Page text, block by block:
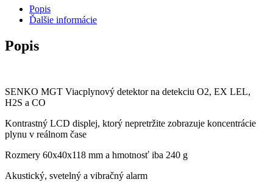
Popis
Ďalšie informácie
Popis
SENKO MGT Viacplynový detektor na detekciu O2, EX LEL,
H2S a CO
Kontrastný LCD displej, ktorý nepretržite zobrazuje koncentrácie
plynu v reálnom čase
Rozmery 60x40x118 mm a hmotnosť iba 240 g
Akustický, svetelný a vibračný alarm